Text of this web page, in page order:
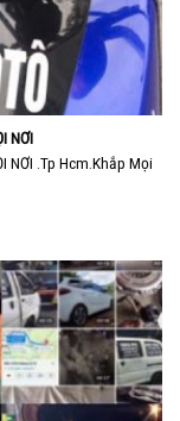
XE Ô TÔ GARA GẦN ĐÂY MỌI NƠI
NƠI .Tp Hcm.Khắp Mọi